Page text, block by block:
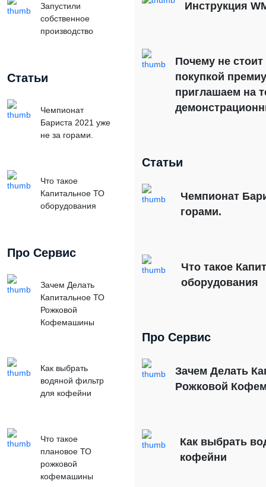
Запустили
собственное
производство
Статьи
Чемпионат
Бариста 2021 уже
не за горами.
Что такое
Капитальное ТО
оборудования
Про Сервис
Зачем Делать
Капитальное ТО
Рожковой
Кофемашины
Как выбрать
водяной фильтр
для кофейни
Что такое
плановое ТО
рожковой
кофемашины
Инструкция
Почему не
покупкой
приглашаем на
Статьи
Чемпионат
горами.
Что такое
оборудования
Про Сервис
Зачем Делать
Рожковой
Как выбрать
кофейни